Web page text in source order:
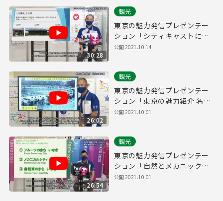
30:28
観光
東京の魅力発信プレゼンテー
ション「シティキャストによ
る東京の魅力発信 ～浅草～」
公開2021.10.14
26:02
観光
東京の魅力発信プレゼンテー
ション「東京の魅力紹介 名主
の滝公園」
公開2021.10.01
26:54
観光
東京の魅力発信プレゼンテー
ション「自然とメカニックが
共存し、癒しと躍動を感じる
公開2021.10.01